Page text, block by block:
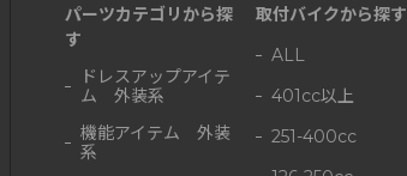
パーツカテゴリから探
す
ドレスアップアイテ
ム 外装系
機能アイテム 外装
系
取付バイクから探す
ALL
401cc以上
251-400cc